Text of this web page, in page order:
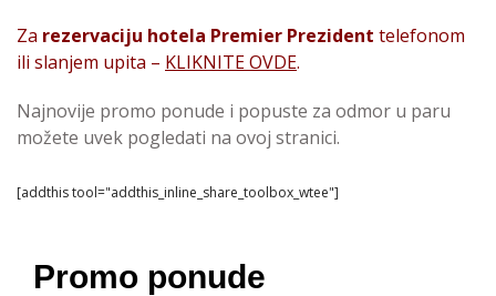
Za rezervaciju hotela Premier Prezident telefonom
ili slanjem upita – KLIKNITE OVDE.
Najnovije promo ponude i popuste za odmor u paru
možete uvek pogledati na ovoj stranici.
[addthis tool="addthis_inline_share_toolbox_wtee"]
Promo ponude